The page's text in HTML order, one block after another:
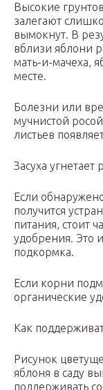
Высокие
залегают
вымокнут. В
вблизи яблони
мать-и-мачеха,
месте.
Болезни или
мучнистой
листьев
Засуха угнетает
Если
получится
питания, стоит
удобрения. Это
подкормка.
Если корни
органические
Как
Рисунок
яблоня в саду
поддерживать